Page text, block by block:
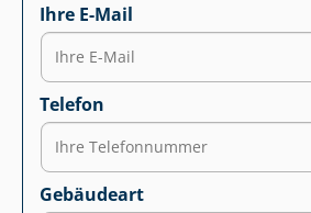
Ihre E-Mail
Telefon
Gebäudeart